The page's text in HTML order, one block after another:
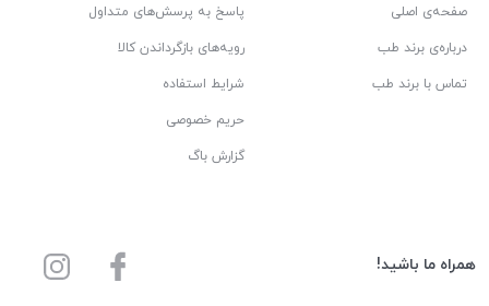
صفحه‌ی اصلی
درباره‌ی برند طب
تماس با برند طب
پاسخ به پرسش‌های متداول
رویه‌های بازگرداندن کالا
شرایط استفاده
حریم خصوصی
گزارش باگ
همراه ما باشید!